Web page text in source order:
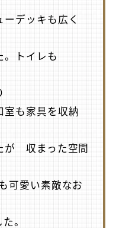
デッキも広く
。トイレも
も家具を収納
が 収まった空間
可愛い素敵なお
。